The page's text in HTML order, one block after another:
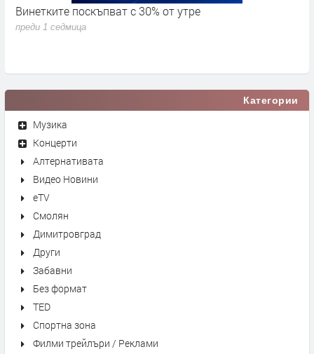
Винетките поскъпват с 30% от утре
преди 1 седмица
Категории
Музика
Концерти
Алтернативата
Видео Новини
eTV
Смолян
Димитровград
Други
Забавни
Без формат
TED
Спортна зона
Филми трейлъри / Реклами